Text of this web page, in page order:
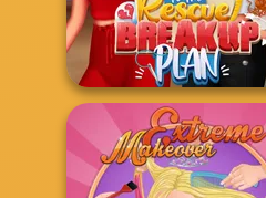
Bestie To The Rescue
Breakup P...